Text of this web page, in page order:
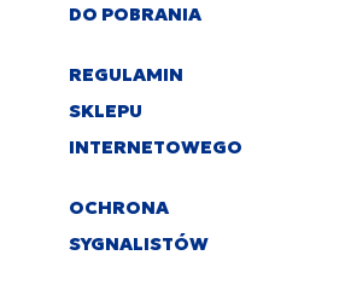
DO POBRANIA
REGULAMIN
SKLEPU
INTERNETOWEGO
OCHRONA
SYGNALISTÓW